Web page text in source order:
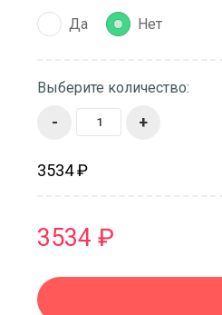
Да
Нет
Выберите количество:
- +
3534 ₽
3534 ₽